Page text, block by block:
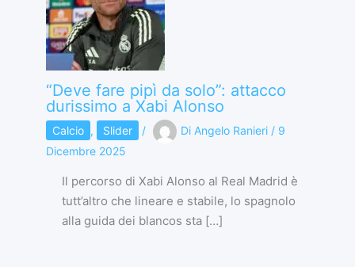
“Deve fare pipì da solo”: attacco
durissimo a Xabi Alonso
Calcio , Slider / Di Angelo Ranieri / 9
Dicembre 2025
Il percorso di Xabi Alonso al Real Madrid è
tutt’altro che lineare e stabile, lo spagnolo
alla guida dei blancos sta […]